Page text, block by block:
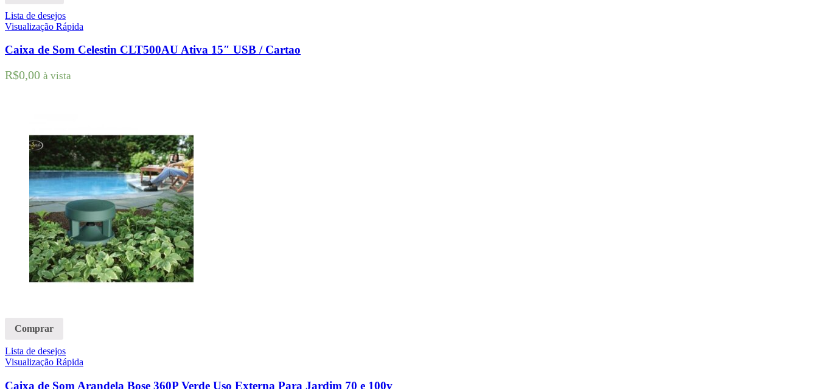
Lista de desejos
Visualização Rápida
Caixa de Som Celestin CLT500AU Ativa 15″ USB / Cartao
R$0,00 à vista
Comprar
Lista de desejos
Visualização Rápida
Caixa de Som Arandela Bose 360P Verde Uso Externa Para Jardim 70 e 100v